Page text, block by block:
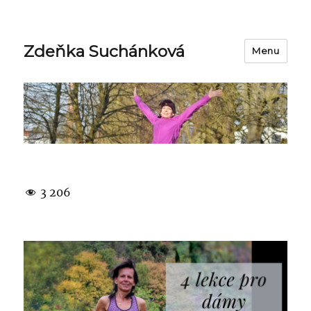
Zdeňka Suchánková Menu
3 206